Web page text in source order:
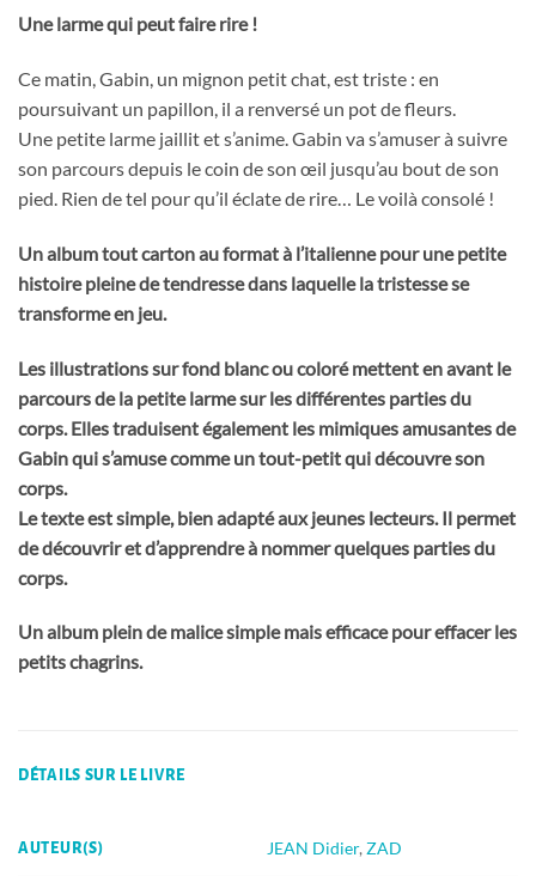
Une larme qui peut faire rire !
Ce matin, Gabin, un mignon petit chat, est triste : en
poursuivant un papillon, il a renversé un pot de fleurs.
Une petite larme jaillit et s’anime. Gabin va s’amuser à suivre
son parcours depuis le coin de son œil jusqu’au bout de son
pied. Rien de tel pour qu’il éclate de rire… Le voilà consolé !
Un album tout carton au format à l’italienne pour une petite
histoire pleine de tendresse dans laquelle la tristesse se
transforme en jeu.
Les illustrations sur fond blanc ou coloré mettent en avant le
parcours de la petite larme sur les différentes parties du
corps. Elles traduisent également les mimiques amusantes de
Gabin qui s’amuse comme un tout-petit qui découvre son
corps.
Le texte est simple, bien adapté aux jeunes lecteurs. Il permet
de découvrir et d’apprendre à nommer quelques parties du
corps.
Un album plein de malice simple mais efficace pour effacer les
petits chagrins.
DÉTAILS SUR LE LIVRE
AUTEUR(S) JEAN Didier,ZAD